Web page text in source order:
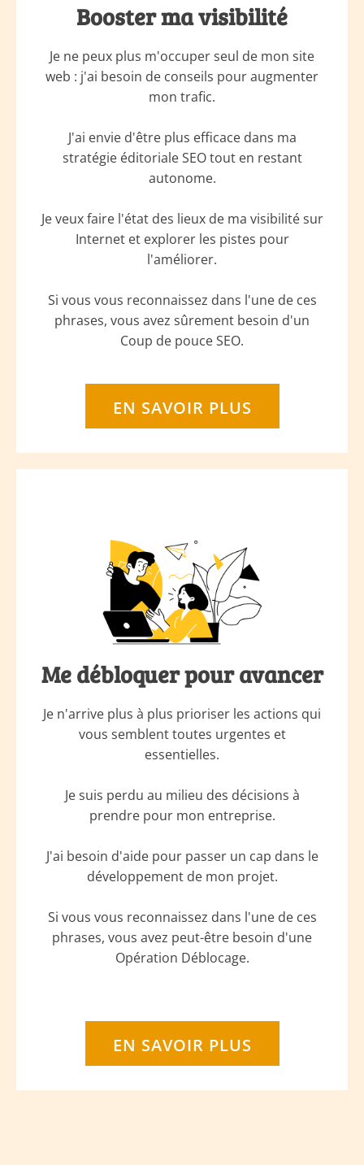
Booster ma visibilité
Je ne peux plus m'occuper seul de mon site
web : j'ai besoin de conseils pour augmenter
mon trafic.
J'ai envie d'être plus efficace dans ma
stratégie éditoriale SEO tout en restant
autonome.
Je veux faire l'état des lieux de ma visibilité sur
Internet et explorer les pistes pour
l'améliorer.
Si vous vous reconnaissez dans l'une de ces
phrases, vous avez sûrement besoin d'un
Coup de pouce SEO.
EN SAVOIR PLUS
Me débloquer pour avancer
Je n'arrive plus à plus prioriser les actions qui
vous semblent toutes urgentes et
essentielles.
Je suis perdu au milieu des décisions à
prendre pour mon entreprise.
J'ai besoin d'aide pour passer un cap dans le
développement de mon projet.
Si vous vous reconnaissez dans l'une de ces
phrases, vous avez peut-être besoin d'une
Opération Déblocage.
EN SAVOIR PLUS